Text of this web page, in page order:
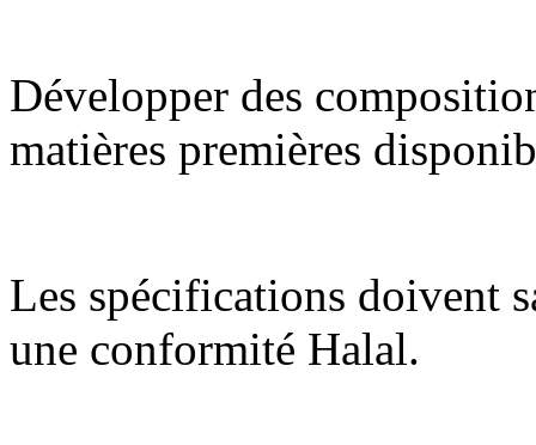
Développer des
matières premières
Les spécifications doivent
une conformité Halal.